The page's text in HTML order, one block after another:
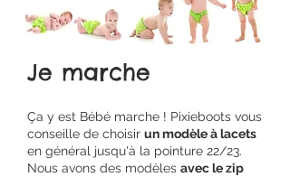
Je marche
Ça y est Bébé marche ! Pixieboots vous
conseille de choisir un modèle à lacets
en général jusqu'à la pointure 22/23.
Nous avons des modèles avec le zip